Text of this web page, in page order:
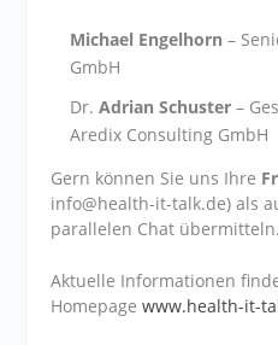
Michael Engelhorn –
GmbH
Dr.Adrian Schuster –
Aredix Consulting GmbH
Gern können Sie uns Ihre
info@health-it-talk.de) als
parallelen Chat übermitteln.
Aktuelle Informationen
Homepagewww.health-it-